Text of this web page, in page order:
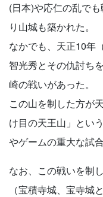
(日本)や応仁の乱で
り山城も築かれた。
なかでも、天正10年
智光秀とその仇討ち
崎の戦いがあった。
この山を制した方が
け目の天王山」とい
やゲームの重大な試
なお、この戦いを制
（宝積寺城、宝寺城